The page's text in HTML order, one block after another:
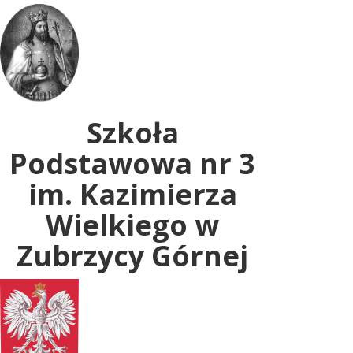
Uwaga:
ta
witryna
zawiera
system
dostępności.
Szkoła
Podstawowa nr 3
im. Kazimierza
Wielkiego w
Zubrzycy Górnej